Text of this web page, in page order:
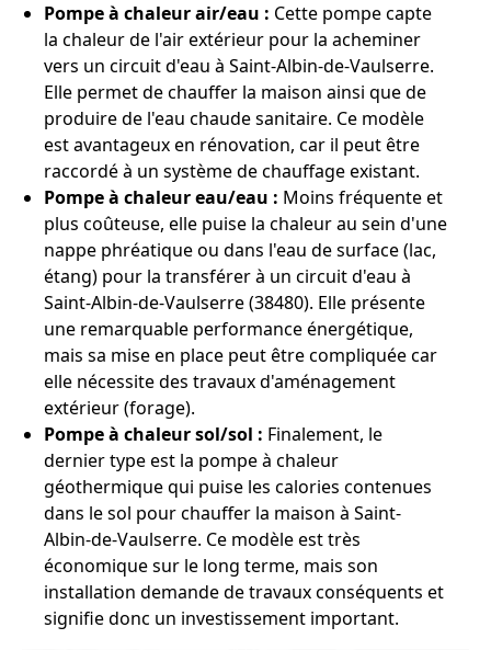
Pompe à chaleur air/eau : Cette pompe capte
la chaleur de l'air extérieur pour la acheminer
vers un circuit d'eau à Saint-Albin-de-Vaulserre.
Elle permet de chauffer la maison ainsi que de
produire de l'eau chaude sanitaire. Ce modèle
est avantageux en rénovation, car il peut être
raccordé à un système de chauffage existant.
Pompe à chaleur eau/eau : Moins fréquente et
plus coûteuse, elle puise la chaleur au sein d'une
nappe phréatique ou dans l'eau de surface (lac,
étang) pour la transférer à un circuit d'eau à
Saint-Albin-de-Vaulserre (38480). Elle présente
une remarquable performance énergétique,
mais sa mise en place peut être compliquée car
elle nécessite des travaux d'aménagement
extérieur (forage).
Pompe à chaleur sol/sol : Finalement, le
dernier type est la pompe à chaleur
géothermique qui puise les calories contenues
dans le sol pour chauffer la maison à Saint-
Albin-de-Vaulserre. Ce modèle est très
économique sur le long terme, mais son
installation demande de travaux conséquents et
signifie donc un investissement important.